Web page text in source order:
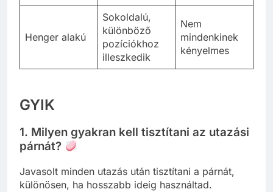
Henger alakú
Sokoldalú,
különböző
pozíciókhoz
illeszkedik
Nem
mindenkinek
kényelmes
GYIK
1. Milyen gyakran kell tisztítani az utazási
párnát?
Javasolt minden utazás után tisztítani a párnát,
különösen, ha hosszabb ideig használtad.